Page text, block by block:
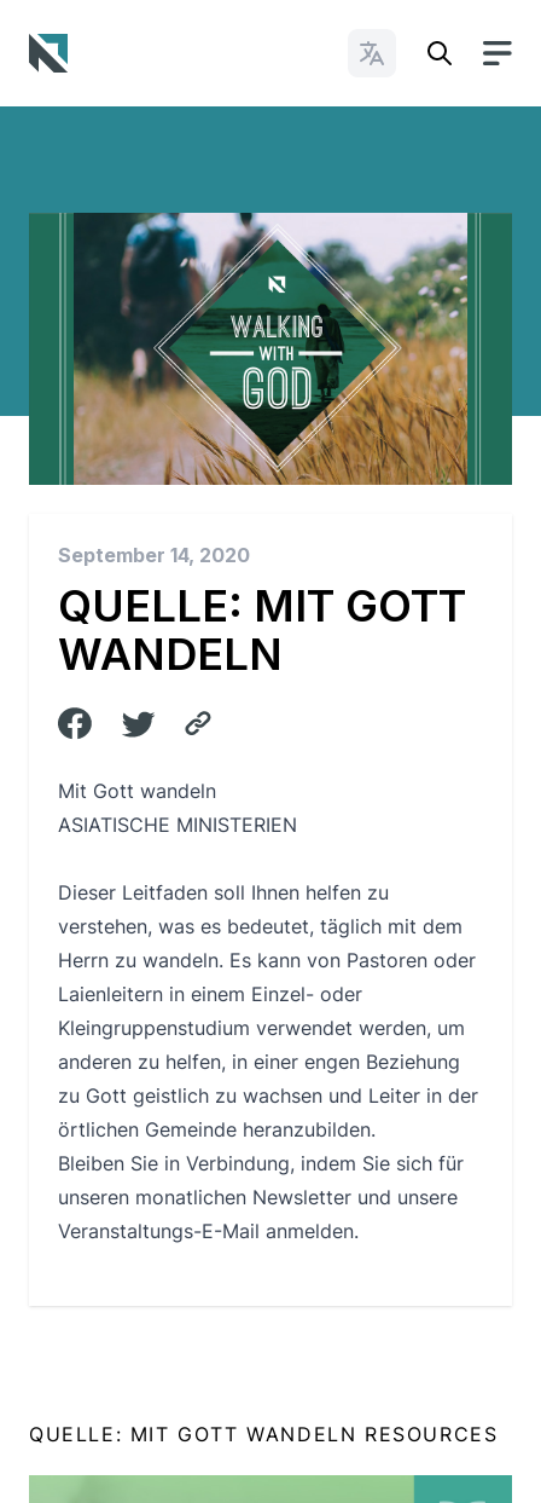
Change Languages
September 14, 2020
QUELLE: MIT GOTT
WANDELN
Mit Gott wandeln
ASIATISCHE MINISTERIEN
Dieser Leitfaden soll Ihnen helfen zu
verstehen, was es bedeutet, täglich mit dem
Herrn zu wandeln. Es kann von Pastoren oder
Laienleitern in einem Einzel- oder
Kleingruppenstudium verwendet werden, um
anderen zu helfen, in einer engen Beziehung
zu Gott geistlich zu wachsen und Leiter in der
örtlichen Gemeinde heranzubilden.
Bleiben Sie in Verbindung, indem Sie sich für
unseren monatlichen Newsletter und unsere
Veranstaltungs-E-Mail anmelden.
QUELLE: MIT GOTT WANDELN RESOURCES